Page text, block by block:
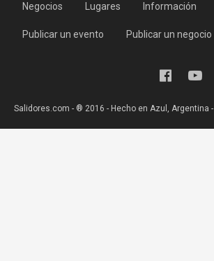
Negocios Lugares Información
Publicar un evento Publicar un negocio
Salidores.com - ® 2016 - Hecho en Azul, Argentina -